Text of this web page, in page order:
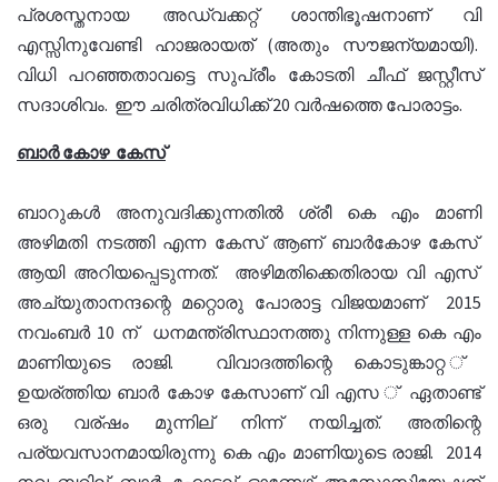
പ്രശസ്തനായ അഡ്വക്കറ്റ് ശാന്തിഭൂഷനാണ് വി
എസ്സിനുവേണ്ടി ഹാജരായത് (അതും സൗജന്യമായി).
വിധി പറഞ്ഞതാവട്ടെ സുപ്രീം കോടതി ചീഫ് ജസ്റ്റീസ്
സദാശിവം. ഈ ചരിത്രവിധിക്ക് 20 വര്‍ഷത്തെ പോരാട്ടം.
ബാർ കോഴ കേസ്
ബാറുകൾ അനുവദിക്കുന്നതിൽ ശ്രീ കെ എം മാണി
അഴിമതി നടത്തി എന്ന കേസ് ആണ് ബാർകോഴ കേസ്
ആയി അറിയപ്പെടുന്നത്. അഴിമതിക്കെതിരായ വി എസ്
അച്യുതാനന്ദന്റെ മറ്റൊരു പോരാട്ട വിജയമാണ് 2015
നവംബർ 10 ന് ധനമന്ത്രിസ്ഥാനത്തു നിന്നുള്ള കെ എം
മാണിയുടെ രാജി. വിവാദത്തിന്റെ കൊടുങ്കാറ്റ ്
ഉയര്ത്തിയ ബാർ കോഴ കേസാണ് വി എസ ് ഏതാണ്ട്
ഒരു വര്ഷം മുന്നില് നിന്ന് നയിച്ചത്. അതിന്റെ
പര്യവസാനമായിരുന്നു കെ എം മാണിയുടെ രാജി. 2014